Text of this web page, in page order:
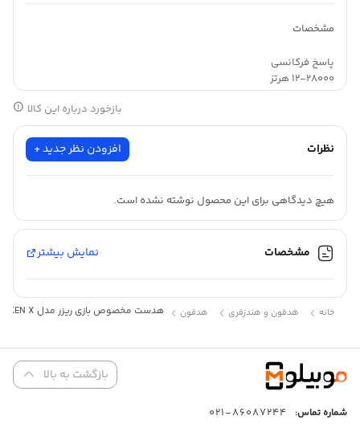
مشخصات
پاسخ فرکانسی
۱۲-۲۸۰۰۰ هرتز
قطر درایور
نوع آکوستیک
بسته
نوع گوشی
دو گوشی
۲۵۰ گرم
سایر مشخصات
نوع اتصال
امپدانس
مناسب برای
مکالمه
حساسیت
بازخورد درباره این کالا
نظرات افزودن نظر جدید +
هیچ دیدگاهی برای این محصول نوشته نشده است.
مشخصات نمایش بیشتر
خانه هدفون و هندزفری هدفون هدست مخصوص بازی ریزر مدل KRAKEN X
بازگشت به بالا
شماره تماس: 86087244-021